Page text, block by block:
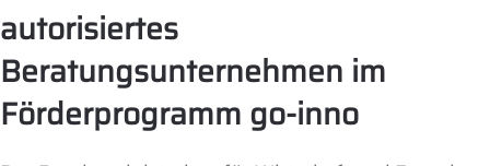
autorisiertes
Beratungsunternehmen im
Förderprogramm go-inno